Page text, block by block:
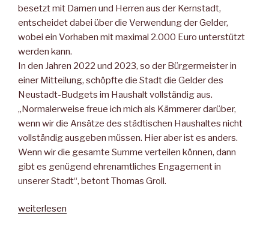
besetzt mit Damen und Herren aus der Kernstadt,
entscheidet dabei über die Verwendung der Gelder,
wobei ein Vorhaben mit maximal 2.000 Euro unterstützt
werden kann.
In den Jahren 2022 und 2023, so der Bürgermeister in
einer Mitteilung, schöpfte die Stadt die Gelder des
Neustadt-Budgets im Haushalt vollständig aus.
„Normalerweise freue ich mich als Kämmerer darüber,
wenn wir die Ansätze des städtischen Haushaltes nicht
vollständig ausgeben müssen. Hier aber ist es anders.
Wenn wir die gesamte Summe verteilen können, dann
gibt es genügend ehrenamtliches Engagement in
unserer Stadt“, betont Thomas Groll.
„Initiativen
weiterlesen